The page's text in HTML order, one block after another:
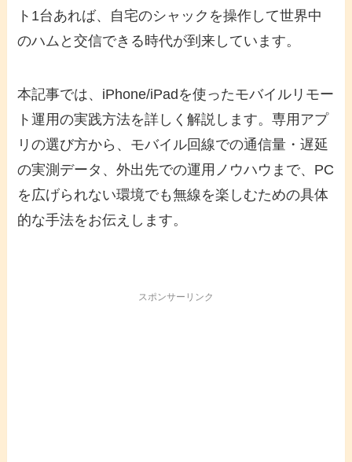
ト1台あれば、自宅のシャックを操作して世界中
のハムと交信できる時代が到来しています。
本記事では、iPhone/iPadを使ったモバイルリモー
ト運用の実践方法を詳しく解説します。専用アプ
リの選び方から、モバイル回線での通信量・遅延
の実測データ、外出先での運用ノウハウまで、PC
を広げられない環境でも無線を楽しむための具体
的な手法をお伝えします。
スポンサーリンク